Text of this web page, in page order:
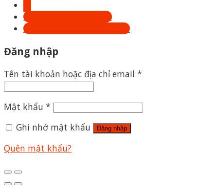
Hotline: 0879.26.26.04
Shoptrecon.vn@gmail.com
Đăng nhập
Tên tài khoản hoặc địa chỉ email *
Mật khẩu *
Ghi nhớ mật khẩu
Đăng nhập
Quên mật khẩu?